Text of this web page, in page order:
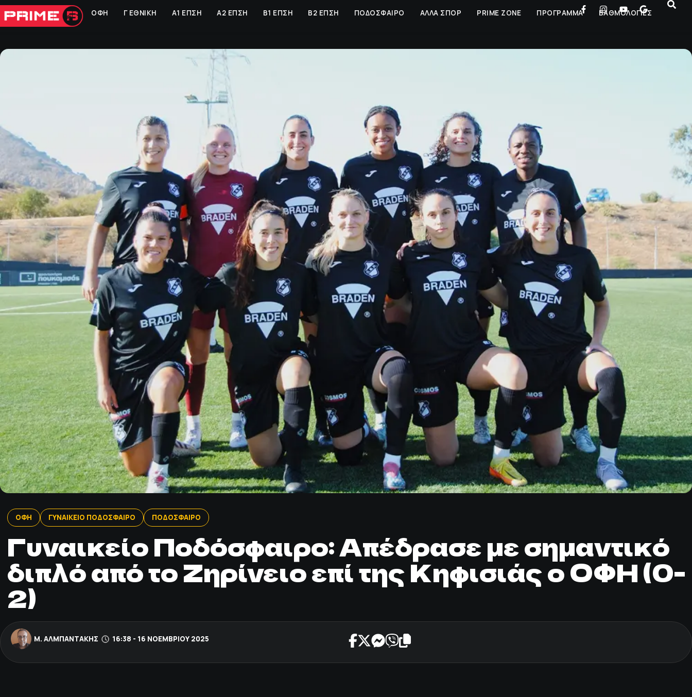
ΟΦΗ Γ ΕΘΝΙΚΗ Α1 ΕΠΣΗ Α2 ΕΠΣΗ Β1 ΕΠΣΗ Β2 ΕΠΣΗ ΠΟΔΟΣΦΑΙΡΟ ΑΛΛΑ ΣΠΟΡ PRIME ZONE ΠΡΟΓΡΑΜΜΑ ΒΑΘΜΟΛΟΓΙΕΣ
ΟΦΗ ΓΥΝΑΙΚΕΙΟ ΠΟΔΟΣΦΑΙΡΟ ΠΟΔΟΣΦΑΙΡΟ
Γυναικείο Ποδόσφαιρο: Απέδρασε με σημαντικό
διπλό από το Ζηρίνειο επί της Κηφισιάς ο ΟΦΗ (0-
2)
Μ. ΑΛΜΠΑΝΤΆΚΗΣ 16:38 - 16 ΝΟΕΜΒΡΊΟΥ 2025